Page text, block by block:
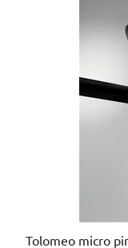
Tolomeo micro